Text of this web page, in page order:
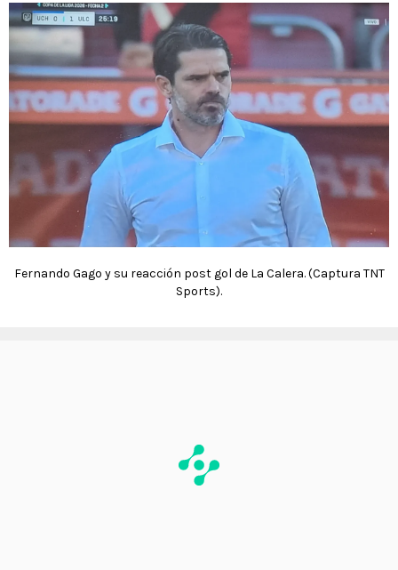
Fernando Gago y su reacción post gol de La Calera. (Captura TNT
Sports).